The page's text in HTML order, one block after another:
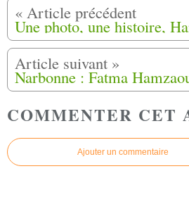
COMMENTER CET
Ajouter un commentaire